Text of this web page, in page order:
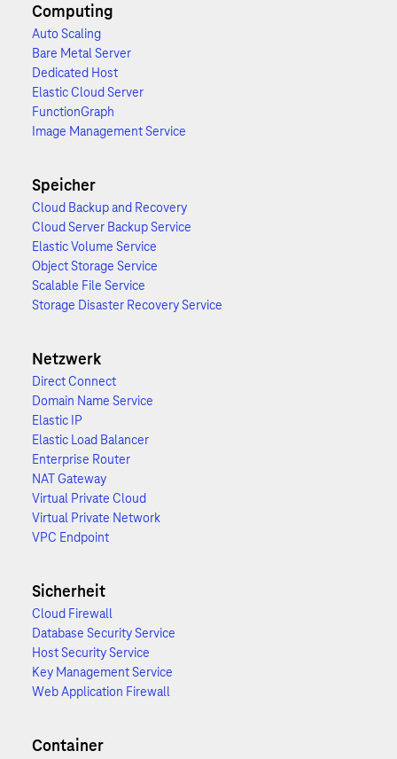
Computing
Auto Scaling
Bare Metal Server
Dedicated Host
Elastic Cloud Server
FunctionGraph
Image Management Service
Speicher
Cloud Backup and Recovery
Cloud Server Backup Service
Elastic Volume Service
Object Storage Service
Scalable File Service
Storage Disaster Recovery Service
Netzwerk
Direct Connect
Domain Name Service
Elastic IP
Elastic Load Balancer
Enterprise Router
NAT Gateway
Virtual Private Cloud
Virtual Private Network
VPC Endpoint
Sicherheit
Cloud Firewall
Database Security Service
Host Security Service
Key Management Service
Web Application Firewall
Container